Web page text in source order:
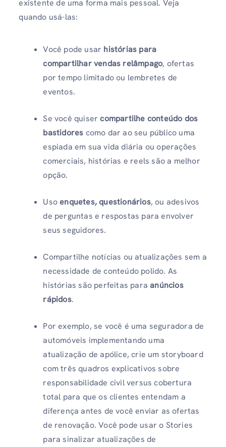
existente de uma forma mais pessoal. Veja
quando usá-las:
Você pode usar histórias para
compartilhar vendas relâmpago, ofertas
por tempo limitado ou lembretes de
eventos.
Se você quisercompartilhe conteúdo dos
bastidores como dar ao seu público uma
espiada em sua vida diária ou operações
comerciais, histórias e reels são a melhor
opção.
Usoenquetes, questionários, ou adesivos
de perguntas e respostas para envolver
seus seguidores.
Compartilhe notícias ou atualizações sem a
necessidade de conteúdo polido. As
histórias são perfeitas paraanúncios
rápidos.
Por exemplo, se você é uma seguradora de
automóveis implementando uma
atualização de apólice, crie um storyboard
com três quadros explicativos sobre
responsabilidade civil versus cobertura
total para que os clientes entendam a
diferença antes de você enviar as ofertas
de renovação. Você pode usar o Stories
para sinalizar atualizações de